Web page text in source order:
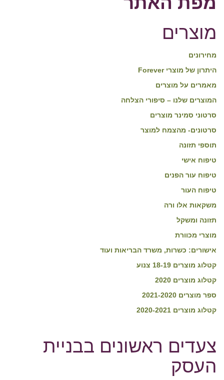
זה נשמע יותר מדי טוב, איפה ה”קאץ’ “?
האם ההדרכות עולות כסף?
איך אני מקבל את הכסף?
התנהלות עסקית – שאלות על מיסים?
האם נדרש כלי רכב כדי להצליח?
כמה זמן אצטרך להשקיע בשבוע?
מוצרים
מחירונים
היתרון של מוצרי Forever
מאמרים על מוצרים
המוצרים שלנו – סיפורי הצלחה
סרטוני סמינר מוצרים
סרטונים- מהצמח למוצר
תוספי תזונה
טיפוח אישי
טיפוח עור הפנים
טיפוח העור
משקאות אלו ורה
תזונה ומשקל
מוצרי מכוורת
אישורים: כשרות, משרד הבריאות ועוד
קטלוג מוצרים 18-19 צנוע
קטלוג מוצרים 2020
ספר מוצרים 2021-2020
קטלוג מוצרים 2020-2021
צעדים ראשונים בבניית
העסק